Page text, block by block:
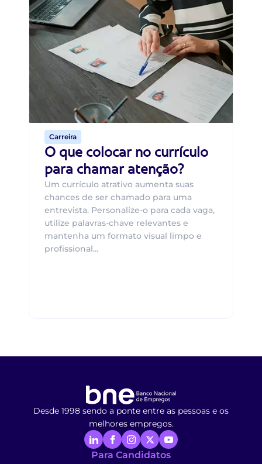
Carreira
O que colocar no currículo
para chamar atenção?
Um currículo atrativo aumenta suas
chances de ser chamado para uma
entrevista. Personalize-o para cada vaga,
utilize palavras-chave relevantes e
mantenha um formato visual limpo e
profissional...
Desde 1998 sendo a ponte entre as pessoas e os
melhores empregos.
Para Candidatos